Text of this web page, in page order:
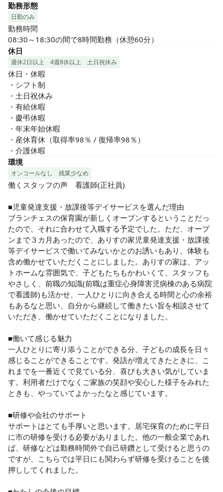
勤務形態
日勤のみ
勤務時間
08:30～18:30の間で8時間勤務（休憩60分）
休日
週休2日以上 4週8休以上 土日祝休み
休日・休暇
・シフト制
・土日祝休み
・有給休暇
・慶弔休暇
・年末年始休暇
・産休育休（取得率98％ / 復帰率98％）
・介護休暇
環境
オンコールなし 残業少なめ
働くスタッフの声　看護師(正社員)
■児童発達支援・放課後等デイサービスを選んだ理由
ブランチェスの保育園が新しくオープンするということだっ
たので、それに合わせて入職する予定でした。ただ、オープ
ンまで３カ月あったので、ありすの家児童発達支援・放課後
等デイサービスで働いてみないかとのお誘いもあり、体験も
含め働かせていただくことにしました。ありすの家は、アッ
トホームな雰囲気で、子どもたちもかわいくて、スタッフも
やさしく、前職の知識(前職は重症心身障害児病棟のある病院
で看護師)も活かせ、一人ひとりに向き合える時間と心の余裕
もあるなと思い、自分から継続して働きたい旨を相談させて
いただき、働かせていただくことになりました。
■働いて感じる魅力
一人ひとりに寄り添うことができる分、子どもの成長を日々
感じることができることです。発語が増えてきたときに、こ
れまでを一番近くで見ている分、喜びも大きい気がしていま
す。利用者だけでなくご家族の笑顔や安心した様子をみれた
ときも、やっていてよかったなと感じています。
■研修や会社のサポート
サポートはとても手厚いと思います。居宅保育のために平日
に市の研修を受ける必要がありました。他の一般企業であれ
ば、研修などは勤務時間外で自己研鑽として受けると思うの
ですが、こちらでは平日にも関わらず研修を受けることを後
押ししてくれました。